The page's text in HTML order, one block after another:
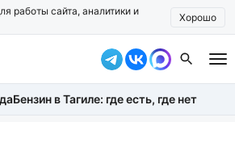
работы сайта, аналитики и
Хорошо
Бензин в Тагиле: где есть, где нет